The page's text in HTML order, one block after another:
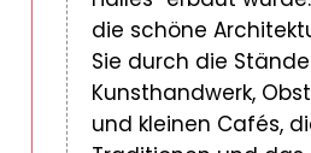
die schöne
Sie durch die
Kunsthandwerk,
und kleinen Cafés,